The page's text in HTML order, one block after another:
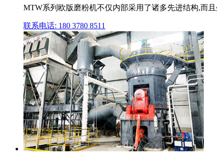
MTW系列欧版磨粉机不仅内部采用了诸多先进结构,而
联系电话: 180 3780 8511